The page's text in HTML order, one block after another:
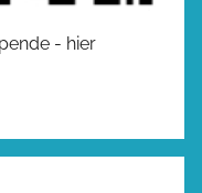
- hier